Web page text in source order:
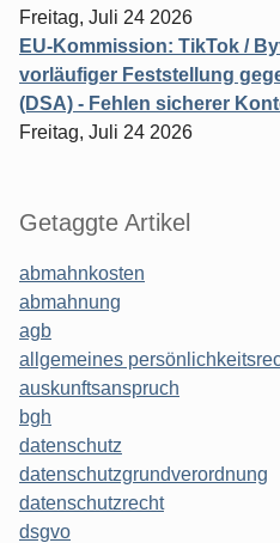
Freitag, Juli 24 2026
EU-Kommission: TikTok /
vorläufiger Feststellung
(DSA) - Fehlen sicherer
Freitag, Juli 24 2026
Getaggte Artikel
abmahnkosten
abmahnung
agb
allgemeines
auskunftsanspruch
bgh
datenschutz
datenschutzgrundverordnung
datenschutzrecht
dsgvo